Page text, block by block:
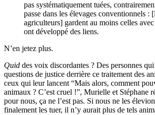
pas systématiquement tuées,
passe dans les élevages conventionnels :
agriculteurs] gardent au moins celles
ont développé des liens.
N’en jetez plus.
Quid des voix discordantes ? Des personnes
questions de justice derrière ce traitement des
ceux qui leur lancent “Mais alors, comment
animaux ? C’est cruel !”, Murielle et Stéphane
pour nous, ça ne l’est pas. Si nous ne les
finalement les tuer, il n’y aurait plus de tels